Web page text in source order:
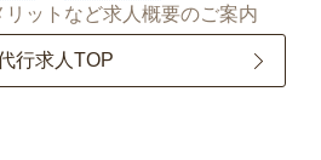
ットなど求人概要のご案内
行求人TOP